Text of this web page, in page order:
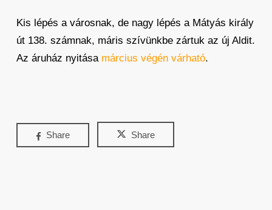
Kis lépés a városnak, de nagy lépés a Mátyás király
út 138. számnak, máris szívünkbe zártuk az új Aldit.
Az áruház nyitása március végén várható.
Share Share